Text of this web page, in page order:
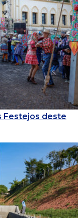
Festejos deste